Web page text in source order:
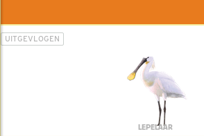
UITGEVLOGEN
LEPELAAR